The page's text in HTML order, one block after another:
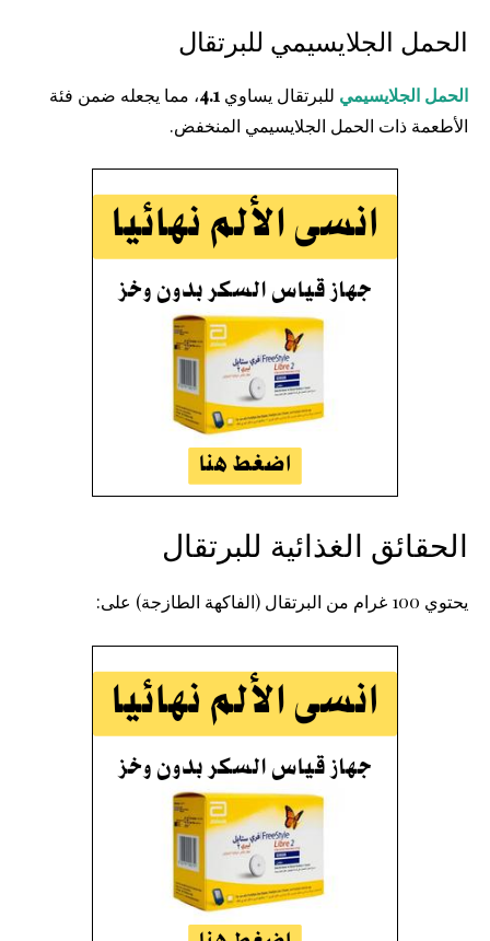
الحمل الجلايسيمي للبرتقال
الحمل الجلايسيمي للبرتقال يساوي 4.1، مما يجعله ضمن فئة
الأطعمة ذات الحمل الجلايسيمي المنخفض.
الحقائق الغذائية للبرتقال
يحتوي 100 غرام من البرتقال (الفاكهة الطازجة) على: